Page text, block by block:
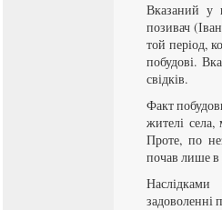
Вказаний у
позивач
той період,
побудові.
свідків.
Факт
жителі села,
Проте, по
почав лише в
задоволенні